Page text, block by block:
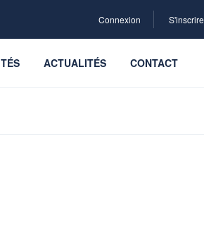
Connexion S'inscrire
ACTUALITÉS CONTACT